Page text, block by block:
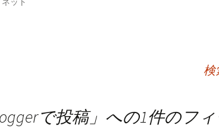
検
で投稿」への1件のフ